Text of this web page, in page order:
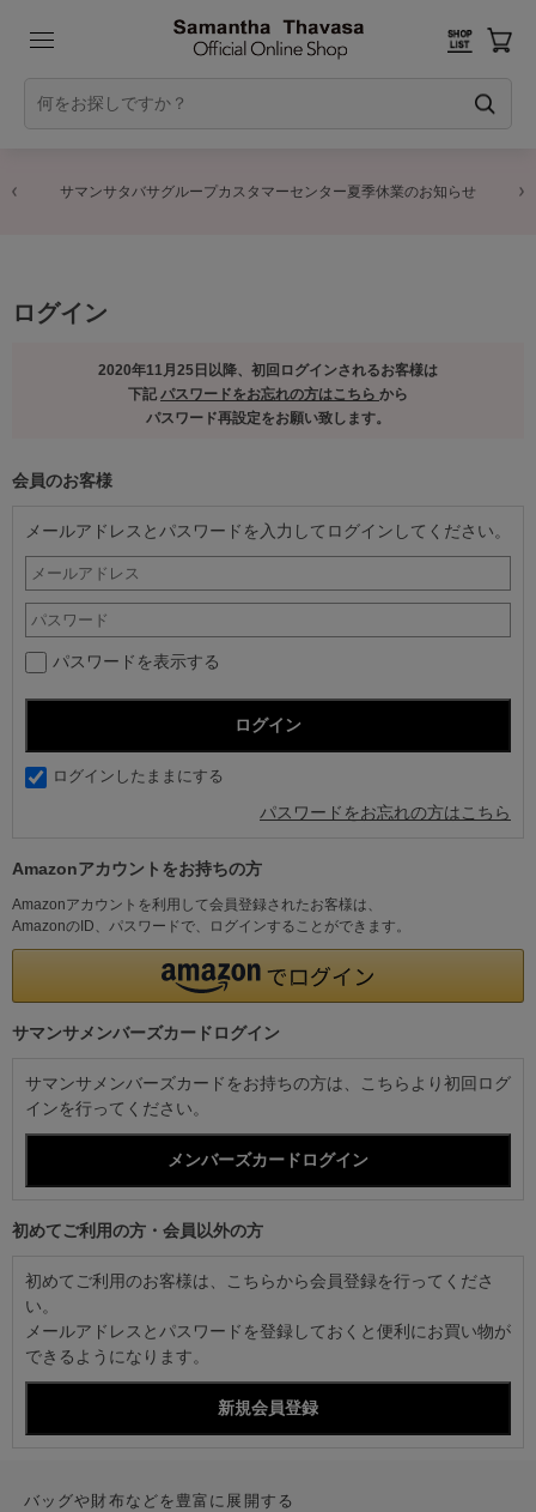
サマンサタバサグループカスタマーセンター夏季休業のお知らせ
ログイン
2020年11月25日以降、初回ログインされるお客様は
下記パスワードをお忘れの方はこちら から
パスワード再設定をお願い致します。
会員のお客様
メールアドレスとパスワードを入力してログインしてください。
パスワードを表示する
ログインしたままにする
パスワードをお忘れの方はこちら
Amazonアカウントをお持ちの方
Amazonアカウントを利用して会員登録されたお客様は、
AmazonのID、パスワードで、ログインすることができます。
サマンサメンバーズカードログイン
サマンサメンバーズカードをお持ちの方は、こちらより初回ログ
インを行ってください。
初めてご利用の方・会員以外の方
初めてご利用のお客様は、こちらから会員登録を行ってくださ
い。
メールアドレスとパスワードを登録しておくと便利にお買い物が
できるようになります。
バッグや財布などを豊富に展開する